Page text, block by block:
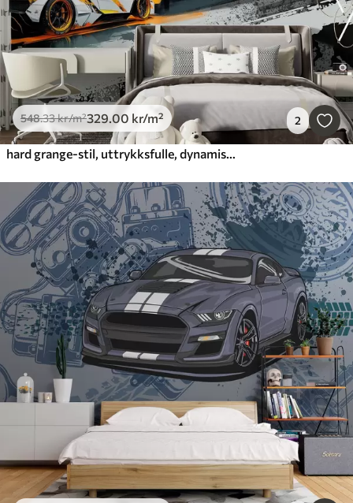
548.33kr/m²329.00 kr/m² 2
hard grange-stil, uttrykksfulle, dynamiske sportsbiler